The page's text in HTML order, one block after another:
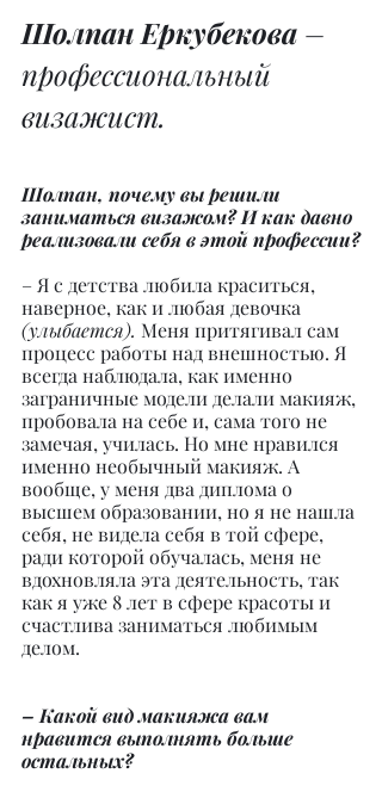
Шолпан Еркубекова –
профессиональный
визажист.
Шолпан, почему вы решили
заниматься визажом? И как давно
реализовали себя в этой профессии?
– Я с детства любила краситься,
наверное, как и любая девочка
(улыбается). Меня притягивал сам
процесс работы над внешностью. Я
всегда наблюдала, как именно
заграничные модели делали макияж,
пробовала на себе и, сама того не
замечая, училась. Но мне нравился
именно необычный макияж. А
вообще, у меня два диплома о
высшем образовании, но я не нашла
себя, не видела себя в той сфере,
ради которой обучалась, меня не
вдохновляла эта деятельность, так
как я уже 8 лет в сфере красоты и
счастлива заниматься любимым
делом.
– Какой вид макияжа вам
нравится выполнять больше
остальных?